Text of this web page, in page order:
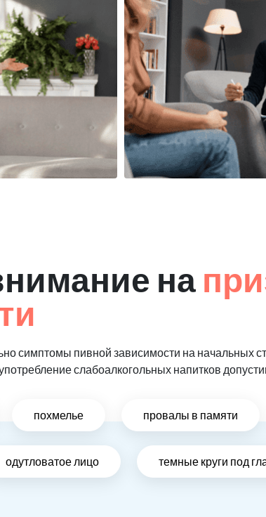
на
симптомы пивной зависимости на начальных
слабоалкогольных напитков
похмелье провалы в памяти
одутловатое лицо темные круги под